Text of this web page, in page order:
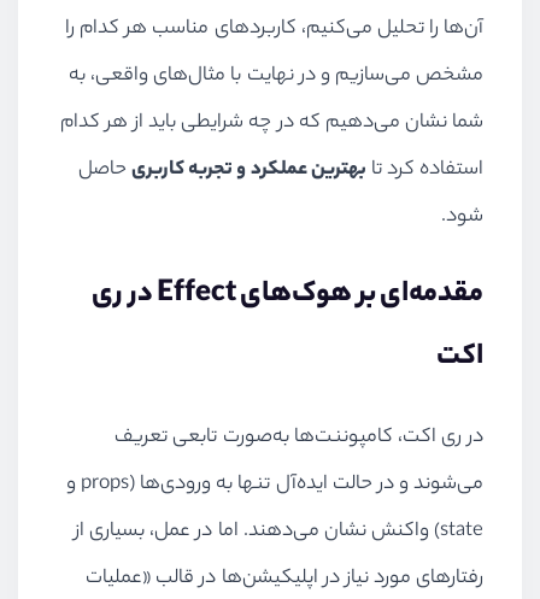
آن‌ها را تحلیل می‌کنیم، کاربردهای مناسب هر کدام را
مشخص می‌سازیم و در نهایت با مثال‌های واقعی، به
شما نشان می‌دهیم که در چه شرایطی باید از هر کدام
استفاده کرد تا بهترین عملکرد و تجربه کاربریحاصل
شود.
مقدمه‌ای بر هوک‌های Effect در ری‌
اکت
در ری اکت، کامپوننت‌ها به‌صورت تابعی تعریف
می‌شوند و در حالت ایده‌آل تنها به ورودی‌ها (props و
state) واکنش نشان می‌دهند. اما در عمل، بسیاری از
رفتارهای مورد نیاز در اپلیکیشن‌ها در قالب «عملیات